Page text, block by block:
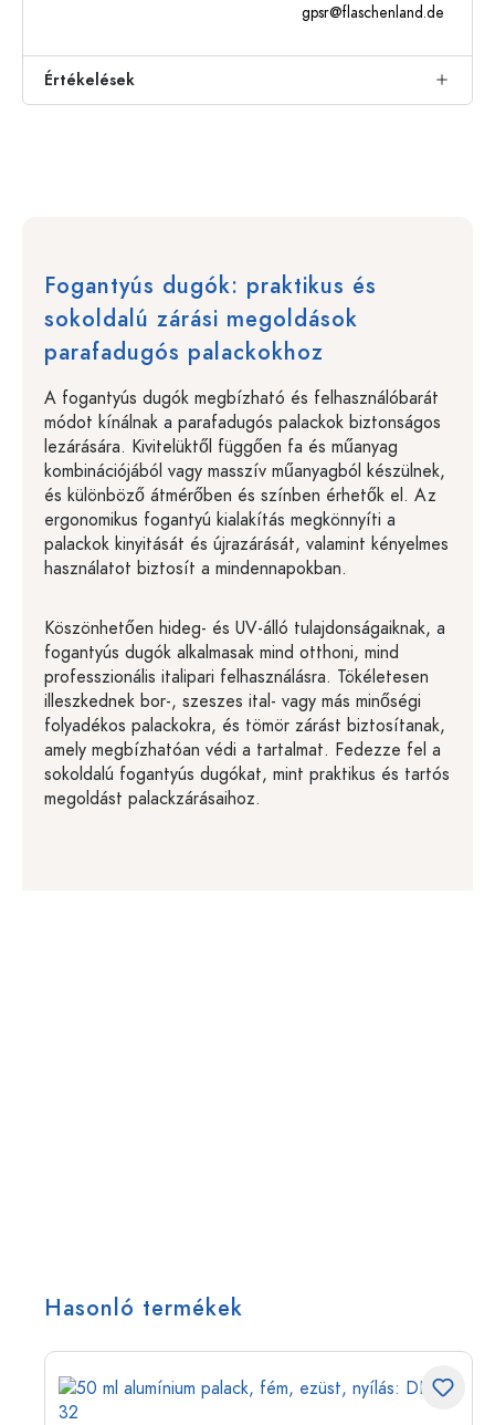
gpsr@flaschenland.de
Értékelések
Fogantyús dugók: praktikus és
sokoldalú zárási megoldások
parafadugós palackokhoz
A fogantyús dugók megbízható és felhasználóbarát
módot kínálnak a parafadugós palackok biztonságos
lezárására. Kivitelüktől függően fa és műanyag
kombinációjából vagy masszív műanyagból készülnek,
és különböző átmérőben és színben érhetők el. Az
ergonomikus fogantyú kialakítás megkönnyíti a
palackok kinyitását és újrazárását, valamint kényelmes
használatot biztosít a mindennapokban.
Köszönhetően hideg- és UV-álló tulajdonságaiknak, a
fogantyús dugók alkalmasak mind otthoni, mind
professzionális italipari felhasználásra. Tökéletesen
illeszkednek bor-, szeszes ital- vagy más minőségi
folyadékos palackokra, és tömör zárást biztosítanak,
amely megbízhatóan védi a tartalmat. Fedezze fel a
sokoldalú fogantyús dugókat, mint praktikus és tartós
megoldást palackzárásaihoz.
Hasonló termékek